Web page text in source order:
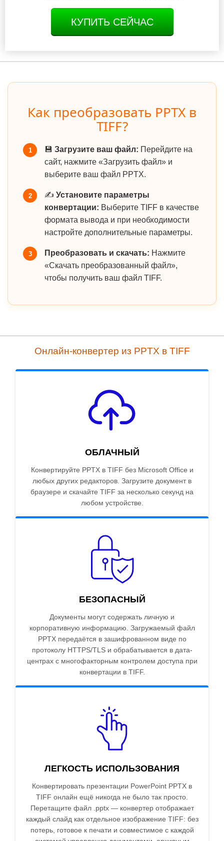
КУПИТЬ СЕЙЧАС
Как преобразовать PPTX в
TIFF?
1 💾 Загрузите ваш файл: Перейдите на
сайт, нажмите «Загрузить файл» и
выберите ваш файл PPTX.
2 ✍️ Установите параметры
конвертации: Выберите TIFF в качестве
формата вывода и при необходимости
настройте дополнительные параметры.
3 Преобразовать и скачать: Нажмите
«Скачать преобразованный файл»,
чтобы получить ваш файл TIFF.
Онлайн-конвертер из PPTX в TIFF
ОБЛАЧНЫЙ
Конвертируйте PPTX в TIFF без Microsoft Office и
любых других редакторов. Загрузите документ в
браузере и скачайте TIFF за несколько секунд на
любом устройстве.
БЕЗОПАСНЫЙ
Документы могут содержать личную и
корпоративную информацию. Загружаемый файл
PPTX передаётся в зашифрованном виде по
протоколу HTTPS/TLS и обрабатывается в дата-
центрах с многофакторным контролем доступа при
конвертации в TIFF.
ЛЕГКОСТЬ ИСПОЛЬЗОВАНИЯ
Конвертировать презентации PowerPoint PPTX в
TIFF онлайн ещё никогда не было так просто.
Перетащите файл .pptx — конвертер отображает
каждый слайд как отдельное изображение TIFF: без
потерь, готовое к печати и совместимое с каждой